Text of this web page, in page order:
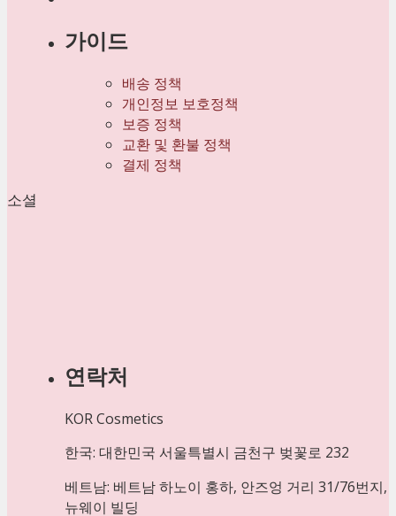
가이드
배송 정책
개인정보 보호정책
보증 정책
교환 및 환불 정책
결제 정책
소셜
연락처
KOR Cosmetics
한국: 대한민국 서울특별시 금천구 벚꽃로 232
베트남: 베트남 하노이 홍하, 안즈엉 거리 31/76번지,
뉴웨이 빌딩